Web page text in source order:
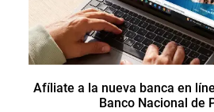
Afíliate a la nueva banca en
Banco Nacional de